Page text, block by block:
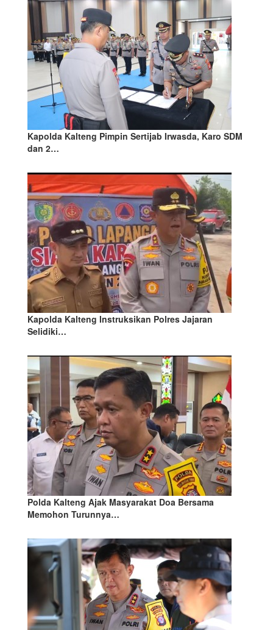
Kapolda Kalteng Pimpin Sertijab Irwasda, Karo SDM
dan 2…
Kapolda Kalteng Instruksikan Polres Jajaran
Selidiki…
Polda Kalteng Ajak Masyarakat Doa Bersama
Memohon Turunnya…